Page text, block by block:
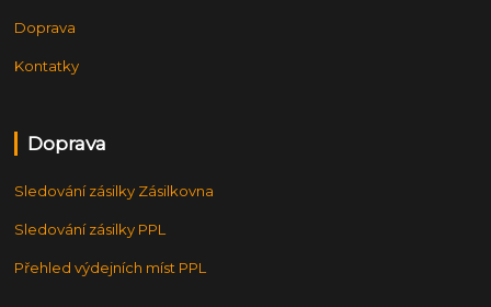
Doprava
Kontatky
Doprava
Sledování zásilky Zásilkovna
Sledování zásilky PPL
Přehled výdejních míst PPL